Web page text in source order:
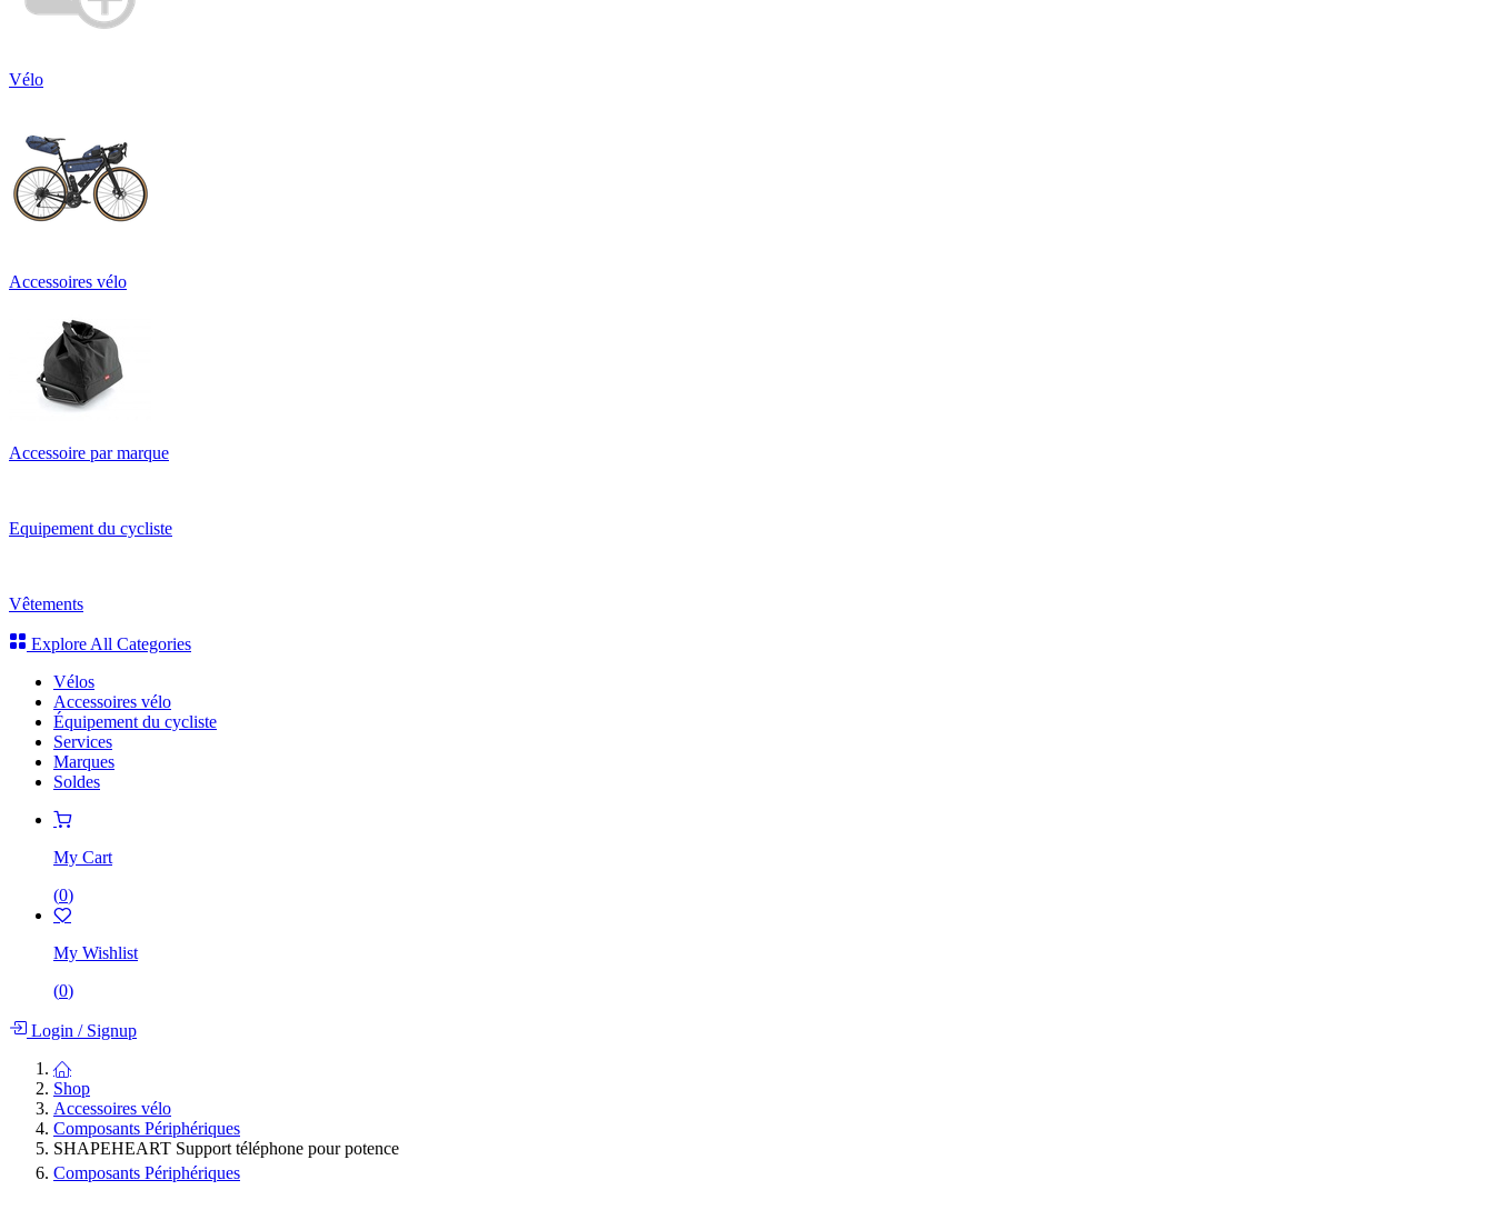
Vélo
Accessoires vélo
Accessoire par marque
Equipement du cycliste
Vêtements
Explore All Categories
Vélos
Accessoires vélo
Équipement du cycliste
Services
Marques
Soldes
My Cart
(0)
My Wishlist
(0)
Login /Signup
Shop
Accessoires vélo
Composants Périphériques
SHAPEHEART Support téléphone pour potence
Composants Périphériques